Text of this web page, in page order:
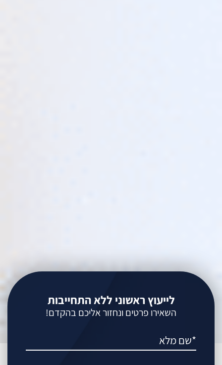
לייעוץ ראשוני ללא התחייבות
השאירו פרטים ונחזור אליכם בהקדם!